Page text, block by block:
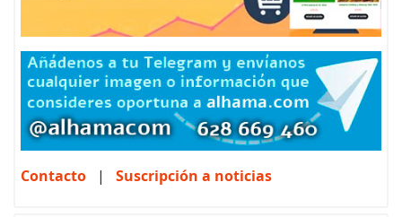
Contacto | Suscripción a noticias